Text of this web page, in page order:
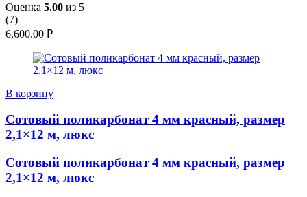
Оценка 5.00 из 5
(7)
6,600.00 ₽
В корзину
Сотовый поликарбонат 4 мм красный, размер
2,1×12 м, люкс
Сотовый поликарбонат 4 мм красный, размер
2,1×12 м, люкс